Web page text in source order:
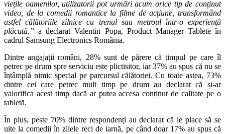
viețile oamenilor, utilizatorii pot urmări acum orice tip de conținut
video, de la comedii romantice la filme de acțiune, transformând
astfel călătoriile zilnice cu trenul sau metroul într-o experienţă
plăcută ,”a declarat Valentin Popa, Product Manager Tablete în
cadrul Samsung Electronics România.
Dintre angajații români, 28% sunt de părere că timpul pe care îl
petrec pe drum spre serviciu este plictisitor, iar 37% au spus că nu se
întâmplă nimic special pe parcursul călătoriei. Cu toate astea, 73%
dintre cei care petrec mult timp pe drum au declarat că și-ar
valorifica acest timp dacă ar putea accesa conținut de calitate pe o
tabletă.
În plus, peste 70% dintre respondenți au declarat că le place să se
uite la comedii în zilele reci de iarnă, pe când doar 17% au spus că